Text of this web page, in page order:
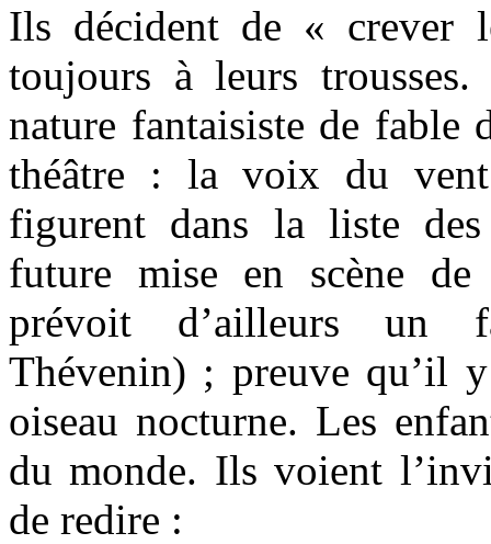
Ils décident de « crever
toujours à leurs
nature fantaisiste de fable
théâtre : la voix du
figurent dans la liste des
future mise en scène
prévoit d’ailleurs un
Thévenin) ; preuve qu’il
oiseau nocturne. Les
du monde. Ils voient
de redire :